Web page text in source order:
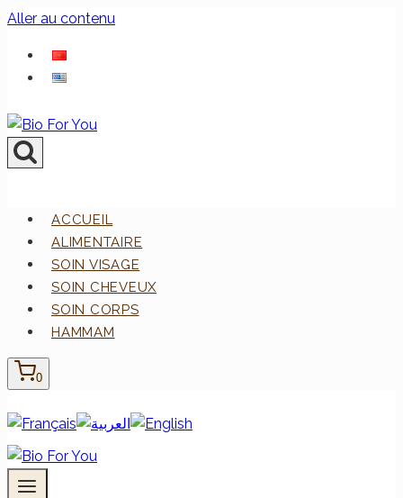
Aller au contenu
ACCUEIL
ALIMENTAIRE
SOIN VISAGE
SOIN CHEVEUX
SOIN CORPS
HAMMAM
0